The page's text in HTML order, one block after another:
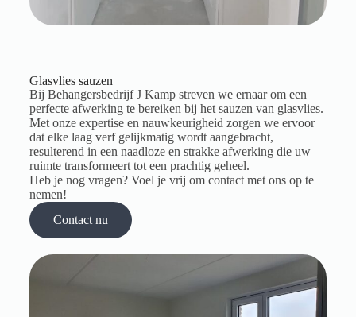
Glasvlies sauzen
Bij Behangersbedrijf J Kamp streven we ernaar om een
perfecte afwerking te bereiken bij het sauzen van glasvlies.
Met onze expertise en nauwkeurigheid zorgen we ervoor
dat elke laag verf gelijkmatig wordt aangebracht,
resulterend in een naadloze en strakke afwerking die uw
ruimte transformeert tot een prachtig geheel.
Heb je nog vragen? Voel je vrij om contact met ons op te
nemen!
Contact nu